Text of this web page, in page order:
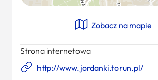
Zobacz na mapie
Strona internetowa
http://www.jordanki.torun.pl/